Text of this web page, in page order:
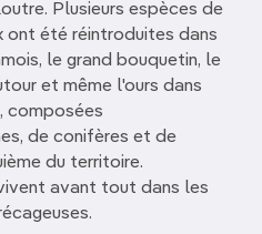
Plusieurs espèces de
ont été réintroduites dans
le grand bouquetin, le
et même l'ours dans
composées
de conifères et de
du territoire.
avant tout dans les